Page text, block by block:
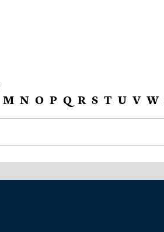
M N O P Q R S T U V W